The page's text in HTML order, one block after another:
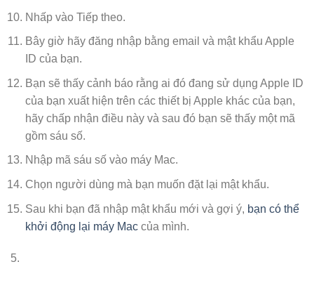
Nhấp vào Tiếp theo.
Bây giờ hãy đăng nhập bằng email và mật khẩu Apple
ID của bạn.
Bạn sẽ thấy cảnh báo rằng ai đó đang sử dụng Apple ID
của bạn xuất hiện trên các thiết bị Apple khác của bạn,
hãy chấp nhận điều này và sau đó bạn sẽ thấy một mã
gồm sáu số.
Nhập mã sáu số vào máy Mac.
Chọn người dùng mà bạn muốn đặt lại mật khẩu.
Sau khi bạn đã nhập mật khẩu mới và gợi ý, bạn có thể
khởi động lại máy Maccủa mình.
5.